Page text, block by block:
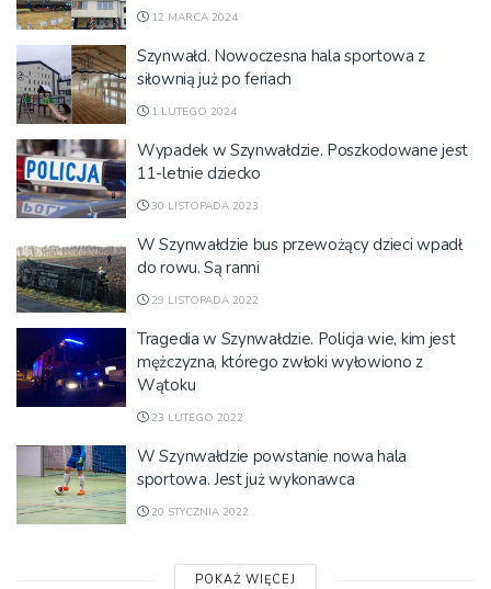
12 MARCA 2024
Szynwałd. Nowoczesna hala sportowa z
siłownią już po feriach
1 LUTEGO 2024
Wypadek w Szynwałdzie. Poszkodowane jest
11-letnie dziecko
30 LISTOPADA 2023
W Szynwałdzie bus przewożący dzieci wpadł
do rowu. Są ranni
29 LISTOPADA 2022
Tragedia w Szynwałdzie. Policja wie, kim jest
mężczyzna, którego zwłoki wyłowiono z
Wątoku
23 LUTEGO 2022
W Szynwałdzie powstanie nowa hala
sportowa. Jest już wykonawca
20 STYCZNIA 2022
POKAŻ WIĘCEJ